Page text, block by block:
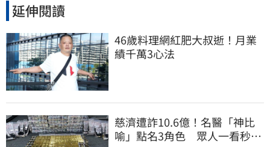
延伸閱讀
46歲料理網紅肥大叔逝！月業
績千萬3心法
慈濟遭詐10.6億！名醫「神比
喻」點名3角色 眾人一看秒懂